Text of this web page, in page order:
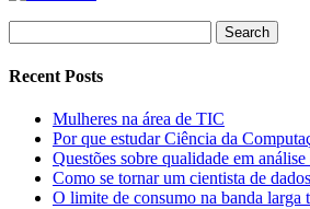
for:
Recent Posts
Mulheres na área de TIC
Por que estudar Ciência da
Questões sobre qualidade em análise
Como se tornar um cientista de dados
O limite de consumo na banda larga